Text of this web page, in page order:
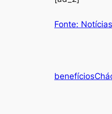
Fonte:
benefíciosChá